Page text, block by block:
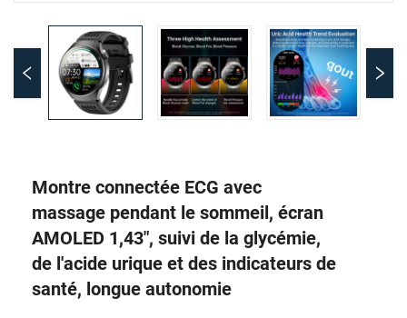
Montre connectée ECG avec
massage pendant le sommeil, écran
AMOLED 1,43", suivi de la glycémie,
de l'acide urique et des indicateurs de
santé, longue autonomie